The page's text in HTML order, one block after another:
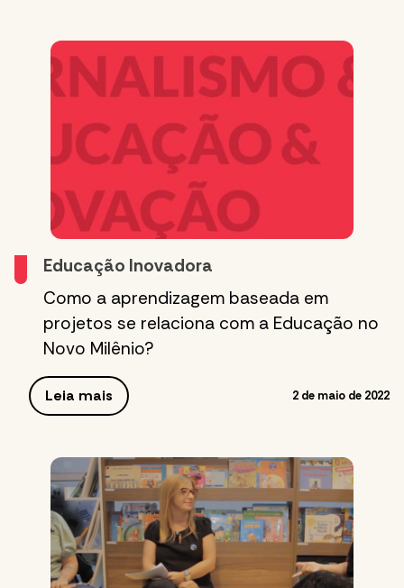
Educação Inovadora
Como a aprendizagem baseada em
projetos se relaciona com a Educação no
Novo Milênio?
Leia mais 2 de maio de 2022